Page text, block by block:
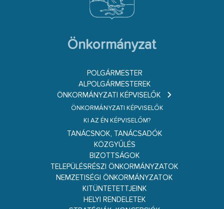
Önkormányzat
POLGÁRMESTER
ALPOLGÁRMESTEREK
ÖNKORMÁNYZATI KÉPVISELŐK
ÖNKORMÁNYZATI KÉPVISELŐK
KI AZ ÉN KÉPVISELŐM?
TANÁCSNOK, TANÁCSADÓK
KÖZGYŰLÉS
BIZOTTSÁGOK
TELEPÜLÉSRÉSZI ÖNKORMÁNYZATOK
NEMZETISÉGI ÖNKORMÁNYZATOK
KITÜNTETETTJEINK
HELYI RENDELETEK